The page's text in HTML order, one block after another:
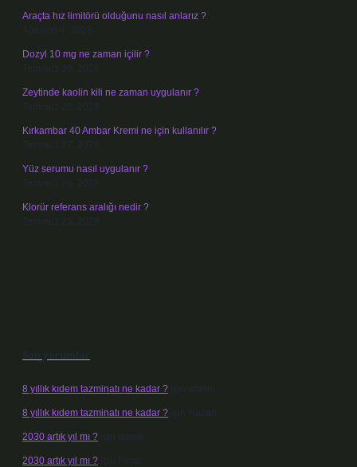
Araçta hız limitörü olduğunu nasıl anlarız ?
Ağustos 4, 2026
Dozyl 10 mg ne zaman içilir ?
Temmuz 30, 2026
Zeytinde kaolin kili ne zaman uygulanır ?
Temmuz 29, 2026
Kırkambar 40 Ambar Kremi ne için kullanılır ?
Temmuz 27, 2026
Yüz serumu nasıl uygulanır ?
Temmuz 26, 2026
Klorür referans aralığı nedir ?
Temmuz 25, 2026
Son yorumlar
8 yıllık kıdem tazminatı ne kadar ? için admin
8 yıllık kıdem tazminatı ne kadar ? için Nazan
2030 artık yıl mı ? için admin
2030 artık yıl mı ? için Pınar